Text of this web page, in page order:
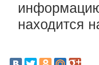
находится